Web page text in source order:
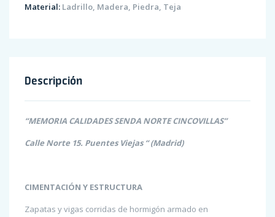
Material: Ladrillo, Madera, Piedra, Teja
Descripción
“MEMORIA CALIDADES SENDA NORTE CINCOVILLAS”
Calle Norte 15. Puentes Viejas “ (Madrid)
CIMENTACIÓN Y ESTRUCTURA
Zapatas y vigas corridas de hormigón armado en